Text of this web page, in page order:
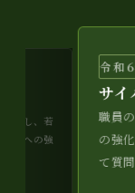
用し、若
信への強
令和
サ
職員
の強
て質